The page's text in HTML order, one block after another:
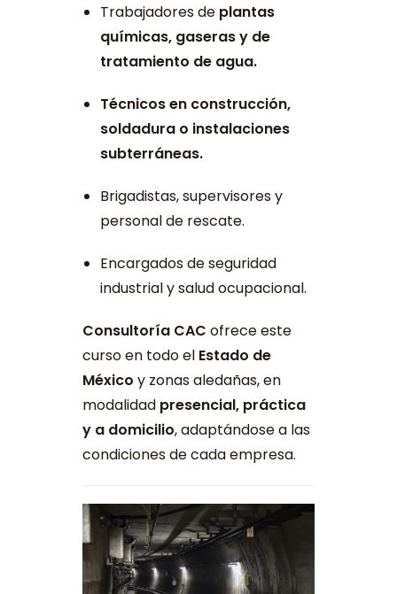
Trabajadores de plantas
químicas, gaseras y de
tratamiento de agua.
Técnicos en construcción,
soldadura o instalaciones
subterráneas.
Brigadistas, supervisores y
personal de rescate.
Encargados de seguridad
industrial y salud ocupacional.
Consultoría CAC ofrece este
curso en todo el Estado de
México y zonas aledañas, en
modalidad presencial, práctica
y a domicilio, adaptándose a las
condiciones de cada empresa.